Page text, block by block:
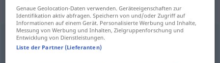
Synonyme für "auslachen"
belächeln
Genaue Geolocation-Daten verwenden. Geräteeigenschaften zur
Identifikation aktiv abfragen. Speichern von und/oder Zugriff auf
Informationen auf einem Gerät. Personalisierte Werbung und Inhalte,
Messung von Werbung und Inhalten, Zielgruppenforschung und
Entwicklung von Dienstleistungen.
Liste der Partner (Lieferanten)